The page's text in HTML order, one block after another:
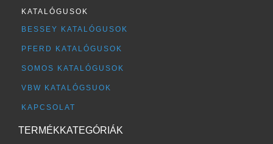
KATALÓGUSOK
BESSEY KATALÓGUSOK
PFERD KATALÓGUSOK
SOMOS KATALÓGUSOK
VBW KATALÓGSUOK
KAPCSOLAT
TERMÉKKATEGÓRIÁK